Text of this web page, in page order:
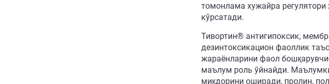
томонлама хужайра регулятори
кўрсатади.
Тивортин® антигипоксик,
дезинтоксикацион фаоллик
жараёнларини фаол
маълум роль ўйнайди.
миқдорини оширади, пролин,